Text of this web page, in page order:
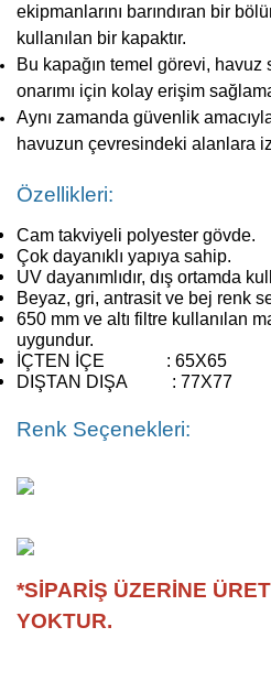
ekipmanlarını barındıran bir
kullanılan bir kapaktır.
Bu kapağın temel görevi, havuz
onarımı için kolay erişim
Aynı zamanda güvenlik
havuzun çevresindeki alanlara
Özellikleri:
Cam takviyeli polyester gövde.
Çok dayanıklı yapıya sahip.
UV dayanımlıdır, dış ortamda
Beyaz, gri, antrasit ve bej renk
650 mm ve altı filtre kullanılan
uygundur.
İÇTEN İÇE : 65X65
DIŞTAN DIŞA : 77X77
Renk Seçenekleri:
*SİPARİŞ ÜZERİNE
YOKTUR.